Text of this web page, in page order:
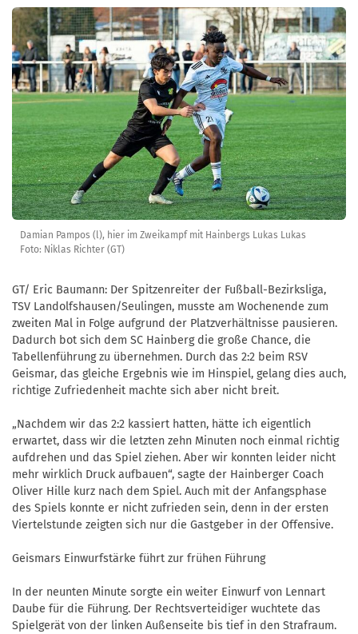
Damian Pampos (l), hier im Zweikampf mit Hainbergs Lukas Lukas
Foto: Niklas Richter (GT)
GT/ Eric Baumann: Der Spitzenreiter der Fußball-Bezirksliga,
TSV Landolfshausen/Seulingen, musste am Wochenende zum
zweiten Mal in Folge aufgrund der Platzverhältnisse pausieren.
Dadurch bot sich dem SC Hainberg die große Chance, die
Tabellenführung zu übernehmen. Durch das 2:2 beim RSV
Geismar, das gleiche Ergebnis wie im Hinspiel, gelang dies auch,
richtige Zufriedenheit machte sich aber nicht breit.
„Nachdem wir das 2:2 kassiert hatten, hätte ich eigentlich
erwartet, dass wir die letzten zehn Minuten noch einmal richtig
aufdrehen und das Spiel ziehen. Aber wir konnten leider nicht
mehr wirklich Druck aufbauen“, sagte der Hainberger Coach
Oliver Hille kurz nach dem Spiel. Auch mit der Anfangsphase
des Spiels konnte er nicht zufrieden sein, denn in der ersten
Viertelstunde zeigten sich nur die Gastgeber in der Offensive.
Geismars Einwurfstärke führt zur frühen Führung
In der neunten Minute sorgte ein weiter Einwurf von Lennart
Daube für die Führung. Der Rechtsverteidiger wuchtete das
Spielgerät von der linken Außenseite bis tief in den Strafraum.